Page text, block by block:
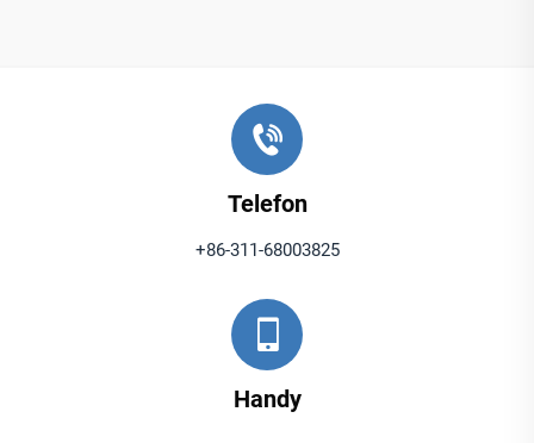
Telefon
+86-311-68003825
Handy